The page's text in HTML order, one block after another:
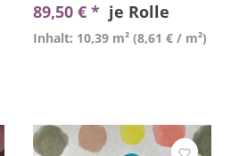
89,50 € * je Rolle
Inhalt: 10,39 m² (8,61 € / m²)